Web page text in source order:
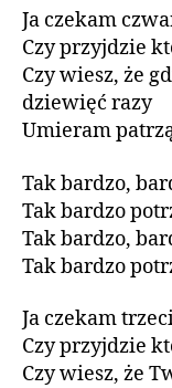
Ja czekam
Czy przyjdzie
Czy wiesz, że
dziewięć razy
Umieram
Tak bardzo,
Tak bardzo
Tak bardzo,
Tak bardzo
Ja czekam
Czy przyjdzie
Czy wiesz, że